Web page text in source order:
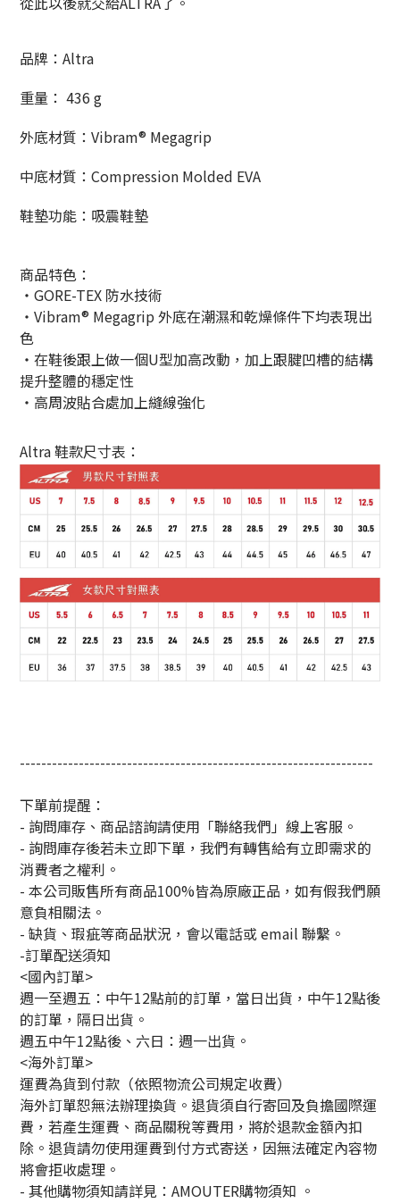
品牌：Altra
重量： 436 g
外底材質：Vibram® Megagrip
中底材質：Compression Molded EVA
鞋墊功能：吸震鞋墊
商品特色：
・GORE-TEX 防水技術
・Vibram® Megagrip 外底在潮濕和乾燥條件下均表現出
色
・在鞋後跟上做一個U型加高改動，加上跟腱凹槽的結構
提升整體的穩定性
・高周波貼合處加上縫線強化
Altra 鞋款尺寸表：
------------------------------------------------------------------
下單前提醒：
- 詢問庫存、商品諮詢請使用「聯絡我們」線上客服。
- 詢問庫存後若未立即下單，我們有轉售給有立即需求的
消費者之權利。
- 本公司販售所有商品100%皆為原廠正品，如有假我們願
意負相關法。
- 缺貨、瑕疵等商品狀況，會以電話或 email 聯繫。
-訂單配送須知
<國內訂單>
週一至週五：中午12點前的訂單，當日出貨，中午12點後
的訂單，隔日出貨。
週五中午12點後、六日：週一出貨。
<海外訂單>
運費為貨到付款（依照物流公司規定收費）
海外訂單恕無法辦理換貨。退貨須自行寄回及負擔國際運
費，若產生運費、商品關稅等費用，將於退款金額內扣
除。退貨請勿使用運費到付方式寄送，因無法確定內容物
將會拒收處理。
- 其他購物須知請詳見： AMOUTER購物須知 。